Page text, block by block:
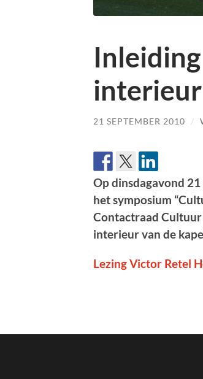
21 SEPTEMBER 2010 /
Op dinsdagavond
het symposium
Contactraad
interieur van de
Lezing Victor Retel